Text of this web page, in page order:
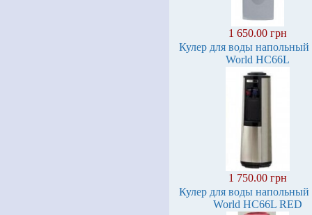
1 650.00 грн
Кулер для воды напольный
World HC66L
1 750.00 грн
Кулер для воды напольный
World HC66L RED